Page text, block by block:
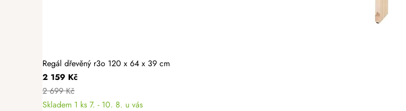
Regál dřevěný r3o 120 x 64 x 39 cm
2 159 Kč
2 699 Kč
Skladem 1 ks 7. - 10. 8. u vás